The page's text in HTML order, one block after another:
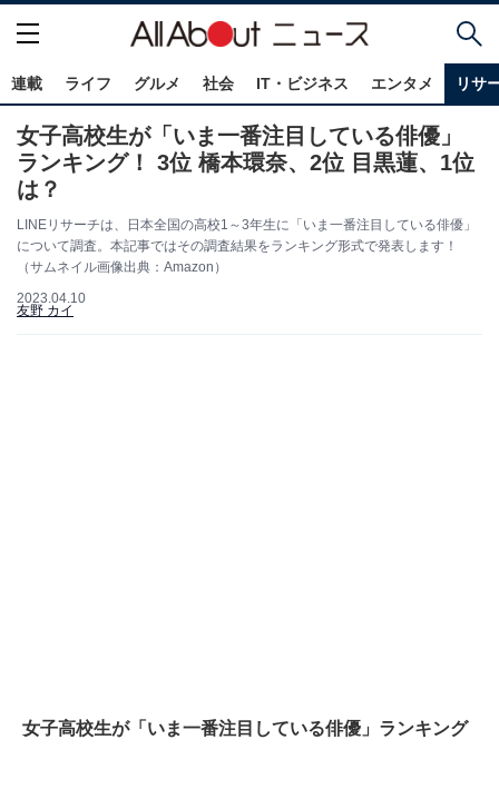
連載 ライフ グルメ 社会 IT・ビジネス エンタメ リサ
女子高校生が「いま一番注目している俳優」
ランキング！ 3位 橋本環奈、2位 目黒蓮、1位
は？
LINEリサーチは、日本全国の高校1～3年生に「いま一番注目している俳優」
について調査。本記事ではその調査結果をランキング形式で発表します！
（サムネイル画像出典：Amazon）
2023.04.10
友野 カイ
女子高校生が「いま一番注目している俳優」ランキング